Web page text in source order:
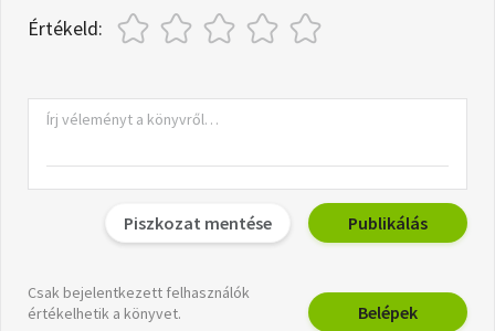
Értékeld:
Piszkozat mentése Publikálás
Csak bejelentkezett felhasználók
értékelhetik a könyvet.
Belépek